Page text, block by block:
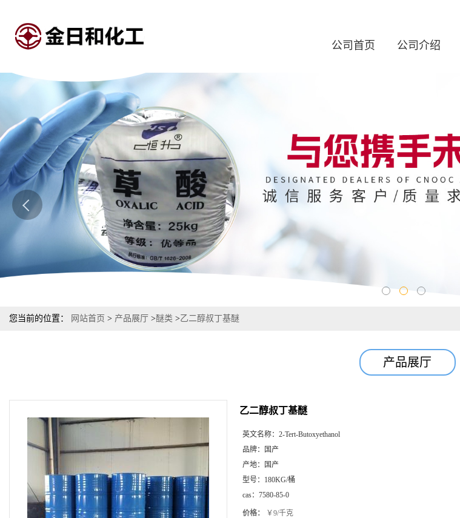
公司首页 公司介绍
您当前的位置： 网站首页 > 产品展厅 >醚类 >乙二醇叔丁基醚
产品展厅
乙二醇叔丁基醚
英文名称： 2-Tert-Butoxyethanol
品牌：
国产
产地：
国产
型号： 180KG/桶
cas： 7580-85-0
价格： ￥9/千克